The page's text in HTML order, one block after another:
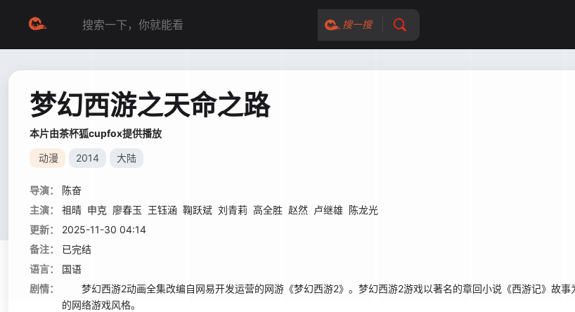
搜一搜
梦幻西游之天命之路
本片由茶杯狐cupfox提供播放
动漫 2014 大陆
导演：
陈奋
主演：
祖晴 申克 廖春玉 王钰涵 鞠跃斌 刘青莉 高全胜 赵然 卢继雄 陈龙光
更新：
2025-11-30 04:14
备注：
已完结
语言：
国语
剧情：
梦幻西游2动画全集改编自网易开发运营的网游《梦幻西游2》。梦幻西游2游戏以著名的章回小说《西游记》故事
的网络游戏风格。